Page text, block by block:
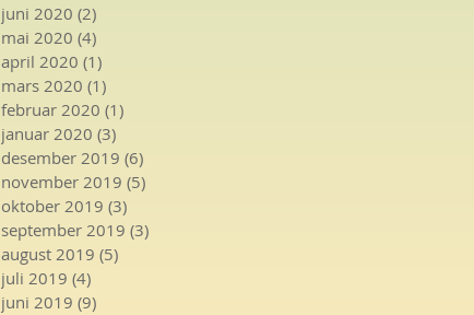
juni 2020 (2)
mai 2020 (4)
april 2020 (1)
mars 2020 (1)
februar 2020 (1)
januar 2020 (3)
desember 2019 (6)
november 2019 (5)
oktober 2019 (3)
september 2019 (3)
august 2019 (5)
juli 2019 (4)
juni 2019 (9)